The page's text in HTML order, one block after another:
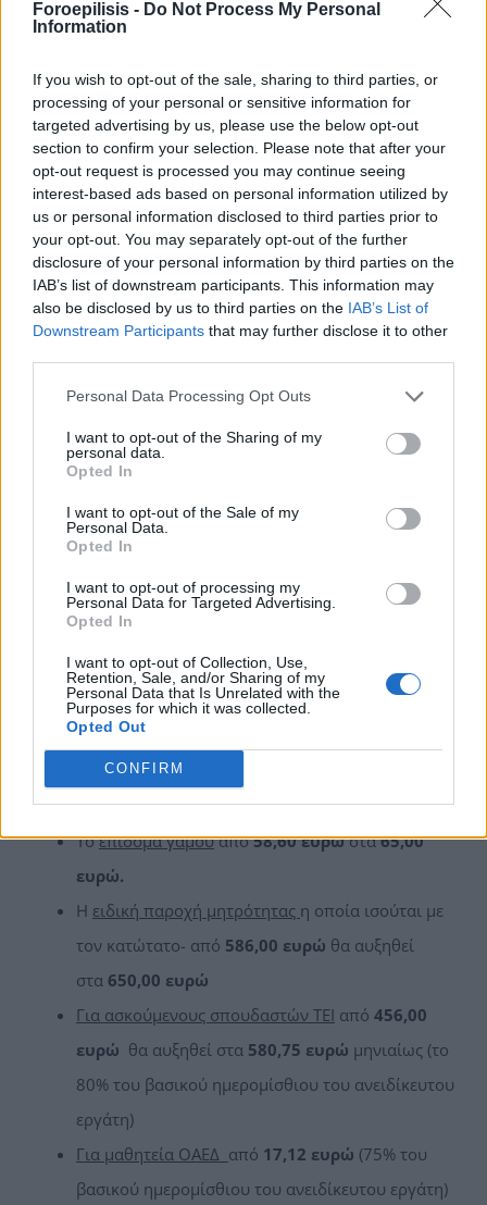
Foroepilisis - Do Not Process My Personal
Information
If you wish to opt-out of the sale, sharing to third parties, or
processing of your personal or sensitive information for
targeted advertising by us, please use the below opt-out
section to confirm your selection. Please note that after your
opt-out request is processed you may continue seeing
interest-based ads based on personal information utilized by
us or personal information disclosed to third parties prior to
your opt-out. You may separately opt-out of the further
disclosure of your personal information by third parties on the
IAB’s list of downstream participants. This information may
also be disclosed by us to third parties on the IAB’s List of
Downstream Participants that may further disclose it to other
Personal Data Processing Opt Outs
I want to opt-out of the Sharing of my
personal data.
Opted In
I want to opt-out of the Sale of my
Personal Data.
Opted In
I want to opt-out of processing my
Personal Data for Targeted Advertising.
Opted In
I want to opt-out of Collection, Use,
Retention, Sale, and/or Sharing of my
Personal Data that Is Unrelated with the
Purposes for which it was collected.
Opted Out
CONFIRM
μαθητείας,
ασκούμενων σπουδαστών ΤΕΙ,
πρακτική άσκηση φοιτητών σχολών τουριστικής
εκπαίδευσης,
ειδική επιδότηση εκδοροσφαγέων,
ειδική συμπληρωματική παροχή ανεργίας
φορτοεκφορτωτών,
επιδότηση λόγω ανεργίας των ξεναγών,
επιδότηση λόγω ανεργίας αδελφών νοσοκόμων,
βοήθημα ανεργίας ασφαλισμένων τ. ΟΑΕΕ,
άδειας συμμετοχής σε εξετάσεις για σπουδαστές,
φοιτητές, μαθητές που είναι εργαζόμενοι,
προγράμματα απασχόλησης.
Τοεπίδομα ανεργίαςαπό τα360,00 ευρώθα
αυξηθεί στα
επίδομα μακροχρονίως ανέργων
ευρώστα222,00 ευρώ
Τοεπίδομα γάμουαπό58,60 ευρώστα65,00
ευρώ.
Η ειδική παροχή μητρότητας η οποία ισούται με
τον κατώτατο- από 586,00 ευρώ θα αυξηθεί
στα 650,00 ευρώ
Για ασκούμενους σπουδαστών ΤΕΙ από 456,00
ευρώ θα αυξηθεί στα 580,75 ευρώ μηνιαίως (το
80% του βασικού ημερομίσθιου του ανειδίκευτου
εργάτη)
Για μαθητεία ΟΑΕΔ από 17,12 ευρώ (75% του
βασικού ημερομίσθιου του ανειδίκευτου εργάτη)